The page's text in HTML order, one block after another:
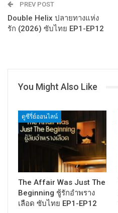
PREV POST
Double Helix ปลายทางแห่ง
รัก (2026) ซับไทย EP1-EP12
You Might Also Like
ดูซีรี่ย์ออนไลน์
The Affair Was Just The
Beginning ชู้รักอำพราง
เลือด ซับไทย EP1-EP12